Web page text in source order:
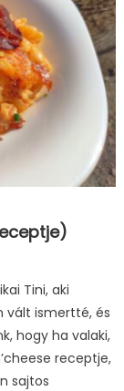
Tini, aki
vált ismertté, és
hogy ha valaki,
receptje,
sajtos